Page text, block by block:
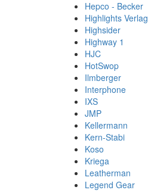
Hepco - Becker
Highlights Verlag
Highsider
Highway 1
HJC
HotSwop
Ilmberger
Interphone
IXS
JMP
Kellermann
Kern-Stabi
Koso
Kriega
Leatherman
Legend Gear